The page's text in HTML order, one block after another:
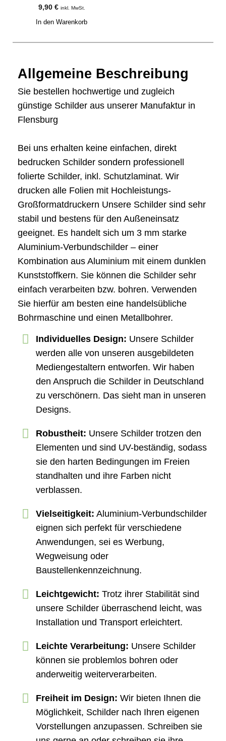
9,90 € inkl. MwSt.
In den Warenkorb
Allgemeine Beschreibung
Sie bestellen hochwertige und zugleich
günstige Schilder aus unserer Manufaktur in
Flensburg
Bei uns erhalten keine einfachen, direkt
bedrucken Schilder sondern professionell
folierte Schilder, inkl. Schutzlaminat. Wir
drucken alle Folien mit Hochleistungs-
Großformatdruckern Unsere Schilder sind sehr
stabil und bestens für den Außeneinsatz
geeignet. Es handelt sich um 3 mm starke
Aluminium-Verbundschilder – einer
Kombination aus Aluminium mit einem dunklen
Kunststoffkern. Sie können die Schilder sehr
einfach verarbeiten bzw. bohren. Verwenden
Sie hierfür am besten eine handelsübliche
Bohrmaschine und einen Metallbohrer.
Individuelles Design: Unsere Schilder
werden alle von unseren ausgebildeten
Mediengestaltern entworfen. Wir haben
den Anspruch die Schilder in Deutschland
zu verschönern. Das sieht man in unseren
Designs.
Robustheit: Unsere Schilder trotzen den
Elementen und sind UV-beständig, sodass
sie den harten Bedingungen im Freien
standhalten und ihre Farben nicht
verblassen.
Vielseitigkeit: Aluminium-Verbundschilder
eignen sich perfekt für verschiedene
Anwendungen, sei es Werbung,
Wegweisung oder
Baustellenkennzeichnung.
Leichtgewicht:Trotz ihrer Stabilität sind
unsere Schilder überraschend leicht, was
Installation und Transport erleichtert.
Leichte Verarbeitung: Unsere Schilder
können sie problemlos bohren oder
anderweitig weiterverarbeiten.
Freiheit im Design:Wir bieten Ihnen die
Möglichkeit, Schilder nach Ihren eigenen
Vorstellungen anzupassen. Schreiben sie